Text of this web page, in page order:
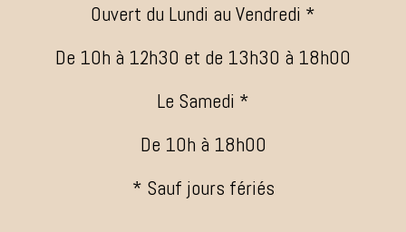
Ouvert du Lundi au Vendredi *
De 10h à 12h30 et de 13h30 à 18h00
Le Samedi *
De 10h à 18h00
* Sauf jours fériés